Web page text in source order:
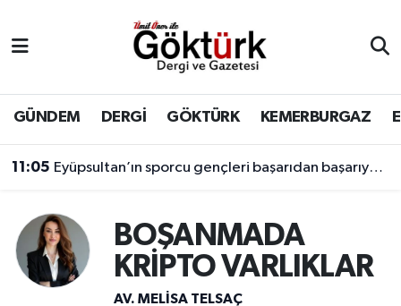
GÜNDEM DERGİ GÖKTÜRK KEMERBURGAZ
11:05 Eyüpsultan’ın sporcu gençleri başarıdan başarıya koşuyor.
BOŞANMADA
KRİPTO VARLIKLAR
AV. MELISA TELSAÇ
BİLİM
DERGİ
EĞİTİM
EKONOMİ
Eyüpsultan Hava Durumu
Eyüpsultan Trafik Yoğunluk Haritası
Süper Lig Puan Durumu ve Fikstür
Son Dakika Haberleri
Haber Arşivi